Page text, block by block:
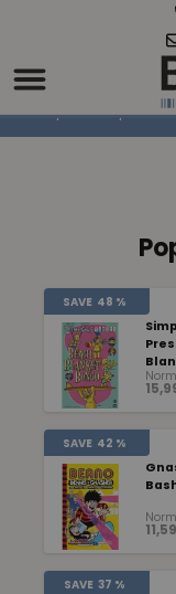
Comics
Home / Books /
SAVE 48 %
SAVE 42 %
11,59
SAVE 37 %